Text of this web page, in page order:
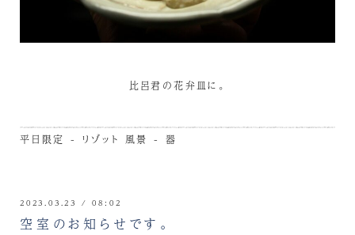
比呂君の花弁皿に。
平日限定 - リゾット 風景 - 器
2023.03.23 / 08:02
空室のお知らせです。